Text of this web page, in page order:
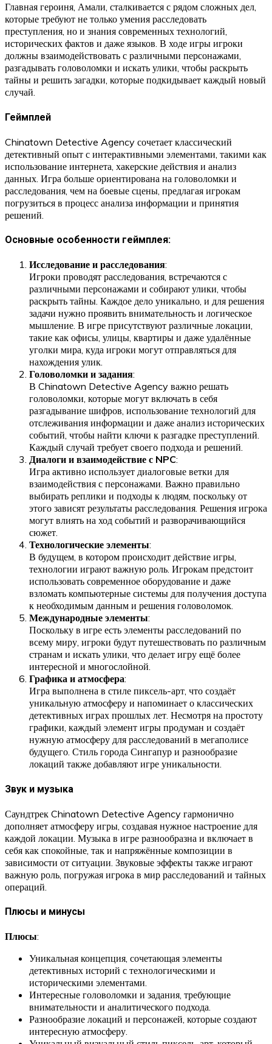
Главная героиня, Амали, сталкивается с рядом сложных дел,
которые требуют не только умения расследовать
преступления, но и знания современных технологий,
исторических фактов и даже языков. В ходе игры игроки
должны взаимодействовать с различными персонажами,
разгадывать головоломки и искать улики, чтобы раскрыть
тайны и решить загадки, которые подкидывает каждый новый
случай.
Геймплей
Chinatown Detective Agency сочетает классический
детективный опыт с интерактивными элементами, такими как
использование интернета, хакерские действия и анализ
данных. Игра больше ориентирована на головоломки и
расследования, чем на боевые сцены, предлагая игрокам
погрузиться в процесс анализа информации и принятия
решений.
Основные особенности геймплея:
Исследование и расследования:
Игроки проводят расследования, встречаются с
различными персонажами и собирают улики, чтобы
раскрыть тайны. Каждое дело уникально, и для решения
задачи нужно проявить внимательность и логическое
мышление. В игре присутствуют различные локации,
такие как офисы, улицы, квартиры и даже удалённые
уголки мира, куда игроки могут отправляться для
нахождения улик.
Головоломки и задания:
В Chinatown Detective Agency важно решать
головоломки, которые могут включать в себя
разгадывание шифров, использование технологий для
отслеживания информации и даже анализ исторических
событий, чтобы найти ключи к разгадке преступлений.
Каждый случай требует своего подхода и решений.
Диалоги и взаимодействие с NPC:
Игра активно использует диалоговые ветки для
взаимодействия с персонажами. Важно правильно
выбирать реплики и подходы к людям, поскольку от
этого зависят результаты расследования. Решения игрока
могут влиять на ход событий и разворачивающийся
сюжет.
Технологические элементы:
В будущем, в котором происходит действие игры,
технологии играют важную роль. Игрокам предстоит
использовать современное оборудование и даже
взломать компьютерные системы для получения доступа
к необходимым данным и решения головоломок.
Международные элементы:
Поскольку в игре есть элементы расследований по
всему миру, игроки будут путешествовать по различным
странам и искать улики, что делает игру ещё более
интересной и многослойной.
Графика и атмосфера:
Игра выполнена в стиле пиксель-арт, что создаёт
уникальную атмосферу и напоминает о классических
детективных играх прошлых лет. Несмотря на простоту
графики, каждый элемент игры продуман и создаёт
нужную атмосферу для расследований в мегаполисе
будущего. Стиль города Сингапур и разнообразие
локаций также добавляют игре уникальности.
Звук и музыка
Саундтрек Chinatown Detective Agency гармонично
дополняет атмосферу игры, создавая нужное настроение для
каждой локации. Музыка в игре разнообразна и включает в
себя как спокойные, так и напряжённые композиции в
зависимости от ситуации. Звуковые эффекты также играют
важную роль, погружая игрока в мир расследований и тайных
операций.
Плюсы и минусы
Плюсы:
Уникальная концепция, сочетающая элементы
детективных историй с технологическими и
историческими элементами.
Интересные головоломки и задания, требующие
внимательности и аналитического подхода.
Разнообразие локаций и персонажей, которые создают
интересную атмосферу.